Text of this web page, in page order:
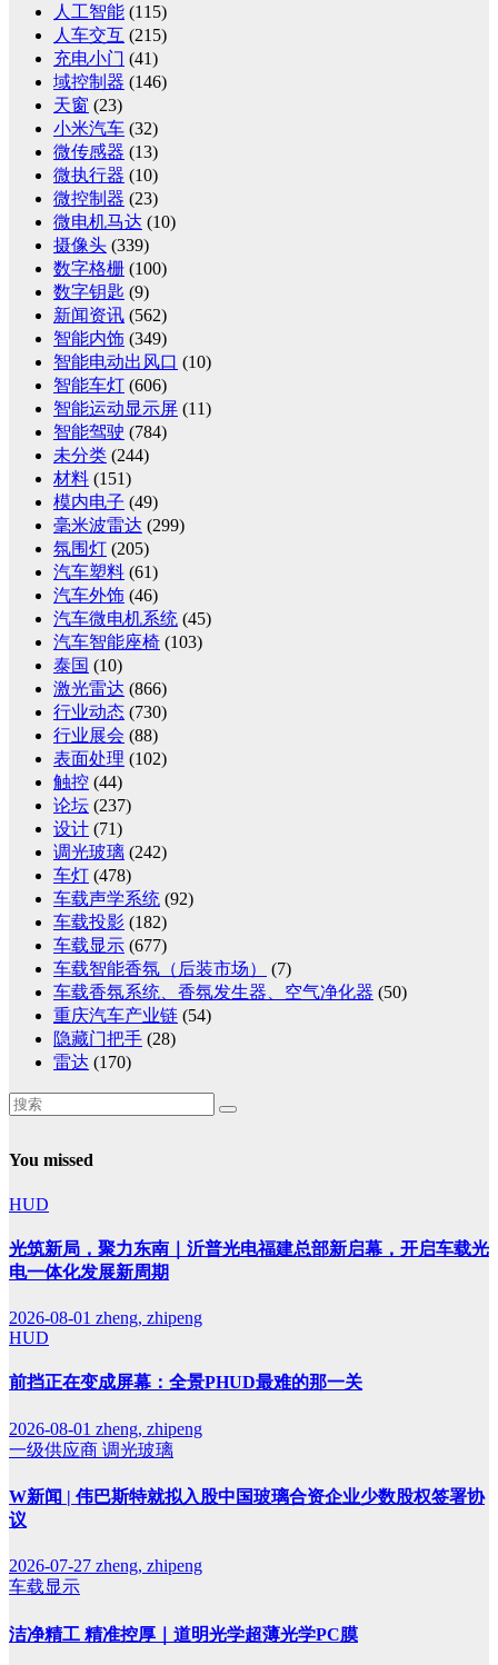
人工智能 (115)
人车交互 (215)
充电小门 (41)
域控制器 (146)
天窗 (23)
小米汽车 (32)
微传感器 (13)
微执行器 (10)
微控制器 (23)
微电机马达 (10)
摄像头 (339)
数字格栅 (100)
数字钥匙 (9)
新闻资讯 (562)
智能内饰 (349)
智能电动出风口 (10)
智能车灯 (606)
智能运动显示屏 (11)
智能驾驶 (784)
未分类 (244)
材料 (151)
模内电子 (49)
毫米波雷达 (299)
氛围灯 (205)
汽车塑料 (61)
汽车外饰 (46)
汽车微电机系统 (45)
汽车智能座椅 (103)
泰国 (10)
激光雷达 (866)
行业动态 (730)
行业展会 (88)
表面处理 (102)
触控 (44)
论坛 (237)
设计 (71)
调光玻璃 (242)
车灯 (478)
车载声学系统 (92)
车载投影 (182)
车载显示 (677)
车载智能香氛（后装市场）
(7)
车载香氛系统、香氛发生器、空气净化器 (50)
重庆汽车产业链 (54)
隐藏门把手 (28)
雷达 (170)
You missed
HUD
光筑新局，聚力东南｜沂普光电福建总部新启幕，开启车载光
电一体化发展新周期
2026-08-01 zheng, zhipeng
HUD
前挡正在变成屏幕：全景PHUD最难的那一关
2026-08-01 zheng, zhipeng
一级供应商 调光玻璃
W新闻 | 伟巴斯特就拟入股中国玻璃合资企业少数股权签署协
议
2026-07-27 zheng, zhipeng
车载显示
洁净精工 精准控厚｜道明光学超薄光学PC膜